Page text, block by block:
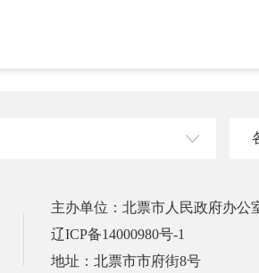
主办单位：北票市人民政府办公
辽ICP备14000980号-1
地址：北票市市府街8号